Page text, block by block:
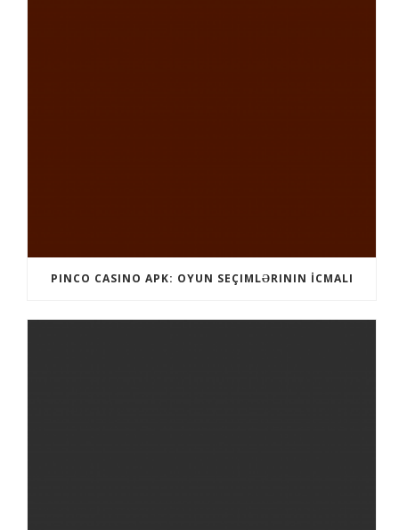
PINCO CASINO APK: OYUN SEÇIMLƏRININ İCMALI